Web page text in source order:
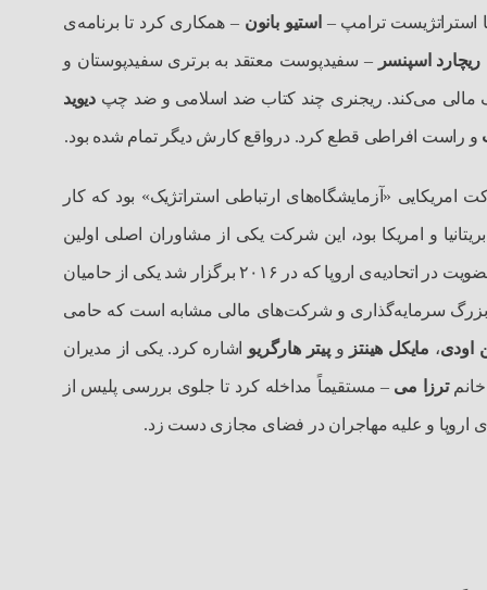
ترامپ – استیو بانون – همکاری کرد تا برنامه‌ی
ریچارد اسپنسر – سفیدپوست معتقد به برتری سفیدپوستان و
مالی می‌‌کند. ریجنری چند کتاب ضد اسلامی ‌و ضد چپدیوید
و راست افراطی قطع کرد. درواقع کارش دیگر تمام شده بود.
«آزمایشگاه‌های ارتباطی استراتژیک» بود که کار
و امریکا بود، این شرکت یکی از مشاوران اصلی اولین
انتخابات «دموکراتیک»ی بود که در عراق پس از سقوط صدام برگزار شد. «کمبریج انالیتیکا» هم‌چنین در همه‌پرسی در انگلیس درباره‌ی عضویت در اتحادیه‌ی اروپا که در ۲۰۱۶ برگزار شد یکی از حامیان
بزرگ سرمایه‌گذاری و شرکت‌های مالی مشابه است که حامی‌
اودی، مایکل هینتز وپیتر ‌هارگریو اشاره کرد. یکی از مدیران
ترزا می – مستقیماً مداخله کرد تا جلوی بررسی پلیس از
اروپا و علیه مهاجران در فضای مجازی دست زد.